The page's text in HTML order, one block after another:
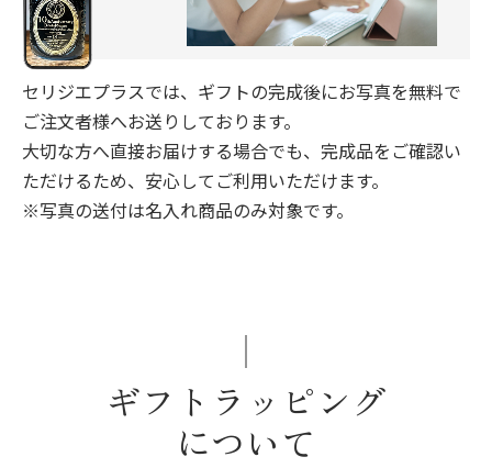
セリジエプラスでは、ギフトの完成後にお写真を無料で
ご注文者様へお送りしております。
大切な方へ直接お届けする場合でも、完成品をご確認い
ただけるため、安心してご利用いただけます。
※写真の送付は名入れ商品のみ対象です。
ギフトラッピング
について